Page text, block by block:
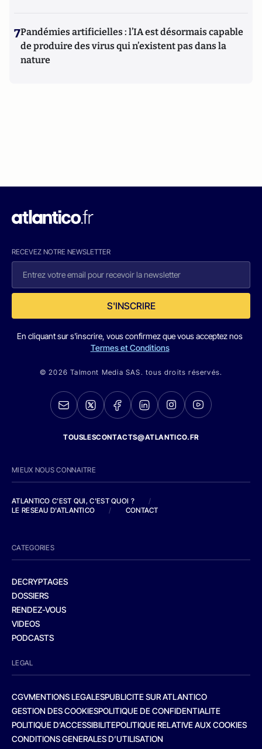
7Pandémies artificielles : l’IA est désormais capable
de produire des virus qui n’existent pas dans la
nature
RECEVEZ NOTRE NEWSLETTER
S'INSCRIRE
En cliquant sur s'inscrire, vous confirmez que vous acceptez nos
Termes et Conditions
© 2026 Talmont Media SAS. tous droits réservés.
TOUSLESCONTACTS@ATLANTICO.FR
MIEUX NOUS CONNAITRE
ATLANTICO C'EST QUI, C'EST QUOI ?
/
LE RESEAU D'ATLANTICO
/ CONTACT
CATEGORIES
DECRYPTAGES
DOSSIERS
RENDEZ-VOUS
VIDEOS
PODCASTS
LEGAL
CGVMENTIONS LEGALESPUBLICITE SUR ATLANTICO
GESTION DES COOKIESPOLITIQUE DE CONFIDENTIALITE
POLITIQUE D’ACCESSIBILITEPOLITIQUE RELATIVE AUX COOKIES
CONDITIONS GENERALES D’UTILISATION